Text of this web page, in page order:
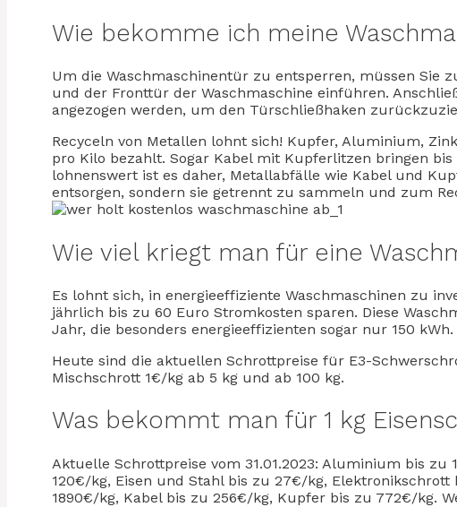
Wie bekomme ich meine
Um die Waschmaschinentür zu entsperren, müssen Sie
und der Fronttür der Waschmaschine einführen.
angezogen werden, um den Türschließhaken
Recyceln von Metallen lohnt sich! Kupfer, Aluminium,
pro Kilo bezahlt. Sogar Kabel mit Kupferlitzen bringen
lohnenswert ist es daher, Metallabfälle wie Kabel und
entsorgen, sondern sie getrennt zu sammeln und zum
Wie viel kriegt man für eine
Es lohnt sich, in energieeffiziente Waschmaschinen zu
jährlich bis zu 60 Euro Stromkosten sparen. Diese
Jahr, die besonders energieeffizienten sogar nur 150 kWh.
Heute sind die aktuellen Schrottpreise für E3-
Mischschrott 1€/kg ab 5 kg und ab 100 kg.
Was bekommt man für 1 kg
Aktuelle Schrottpreise vom 31.01.2023: Aluminium bis zu
120€/kg, Eisen und Stahl bis zu 27€/kg,
1890€/kg, Kabel bis zu 256€/kg, Kupfer bis zu 772€/kg.